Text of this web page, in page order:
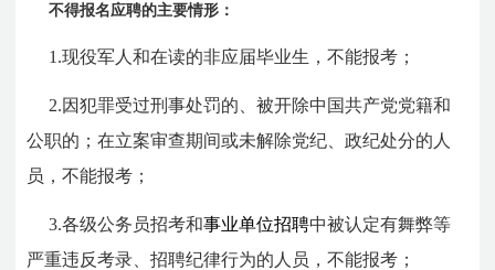
不得报名应聘的主要情形：
1.现役军人和在读的非应届毕业生，不能报考；
2.因犯罪受过刑事处罚的、被开除中国共产党党籍和
公职的；在立案审查期间或未解除党纪、政纪处分的人
员，不能报考；
3.各级公务员招考和事业单位招聘中被认定有舞弊等
严重违反考录、招聘纪律行为的人员，不能报考；